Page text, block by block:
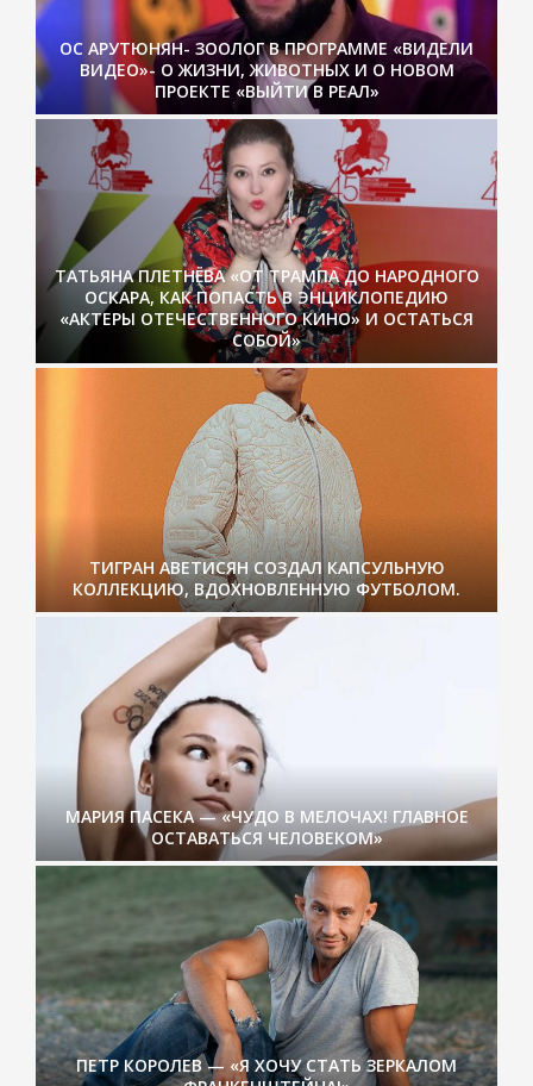
ОС АРУТЮНЯН- ЗООЛОГ В ПРОГРАММЕ «ВИДЕЛИ
ВИДЕО»- О ЖИЗНИ, ЖИВОТНЫХ И О НОВОМ
ПРОЕКТЕ «ВЫЙТИ В РЕАЛ»
ТАТЬЯНА ПЛЕТНЁВА «ОТ ТРАМПА ДО НАРОДНОГО
ОСКАРА, КАК ПОПАСТЬ В ЭНЦИКЛОПЕДИЮ
«АКТЕРЫ ОТЕЧЕСТВЕННОГО КИНО» И ОСТАТЬСЯ
СОБОЙ»
ТИГРАН АВЕТИСЯН СОЗДАЛ КАПСУЛЬНУЮ
КОЛЛЕКЦИЮ, ВДОХНОВЛЕННУЮ ФУТБОЛОМ.
МАРИЯ ПАСЕКА — «ЧУДО В МЕЛОЧАХ! ГЛАВНОЕ
ОСТАВАТЬСЯ ЧЕЛОВЕКОМ»
ПЕТР КОРОЛЕВ — «Я ХОЧУ СТАТЬ ЗЕРКАЛОМ